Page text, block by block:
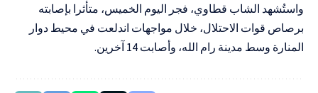
واستُشهد الشاب قطاوي، فجر اليوم الخميس، متأثرا بإصابته
برصاص قوات الاحتلال، خلال مواجهات اندلعت في محيط دوار
المنارة وسط مدينة رام الله، وأصابت 14 آخرين.